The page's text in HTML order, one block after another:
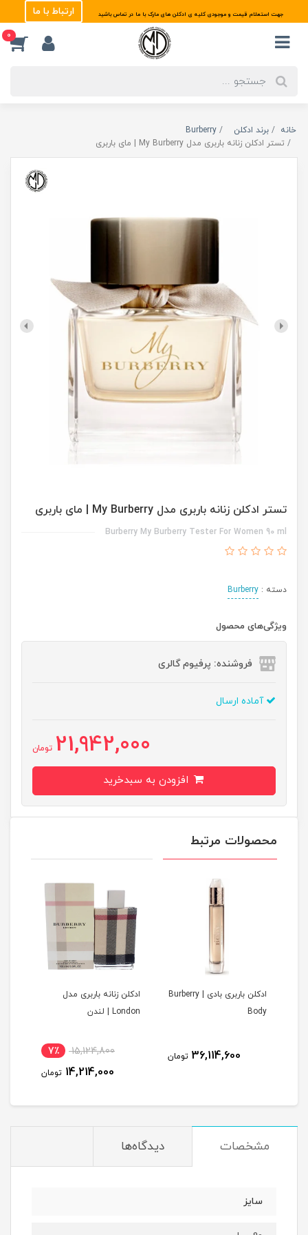
جهت استعلام قیمت و موجودی کلیه ی ادکلن های مارک با ما در تماس باشید ارتباط با ما
0
خانه برند ادکلن
Burberry
تستر ادکلن زنانه باربری مدل My Burberry | مای باربری
تستر ادکلن زنانه باربری مدل My Burberry | مای باربری
Burberry My Burberry Tester For Women 90 ml
دسته : Burberry
ویژگی‌های محصول
فروشنده: پرفیوم گالری
آماده ارسال
21,942,000 تومان
محصولات مرتبط
ادکلن باربری بادی | Burberry
Body
36,114,600 تومان
ادکلن زنانه باربری مدل
London | لندن
15,124,800 7٪
14,214,000 تومان
مشخصات دیدگاه‌ها
سایز